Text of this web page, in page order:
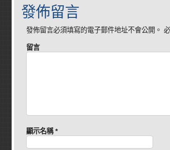
發佈留言
發佈留言必須填寫的電子郵件地址不會公開。
留言
顯示名稱*